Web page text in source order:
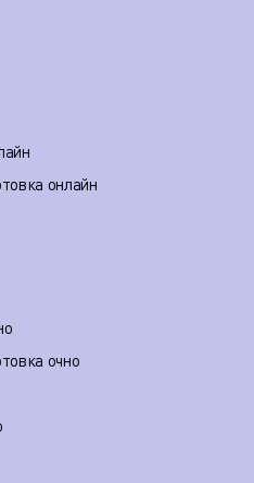
онлайн
очно